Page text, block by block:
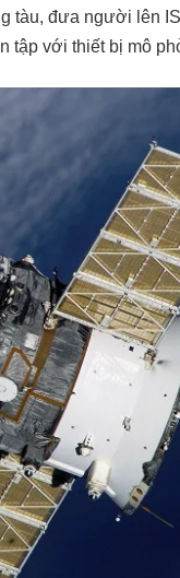
tàu, đưa người lên
tập với thiết bị mô